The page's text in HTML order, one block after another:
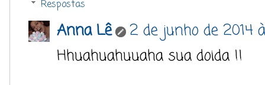
Respostas
Anna Lê
2 de junho de 2014
Hhuahuahuuaha sua doida !!